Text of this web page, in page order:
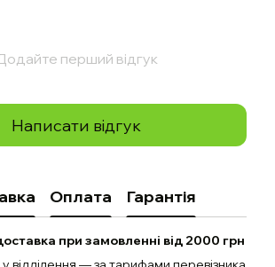
перший відгук
Написати відгук
Оплата Гарантія
при замовленні від 2000 грн